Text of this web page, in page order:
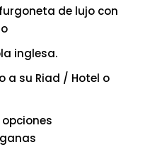
de lujo con
inglesa.
a su Riad / Hotel o